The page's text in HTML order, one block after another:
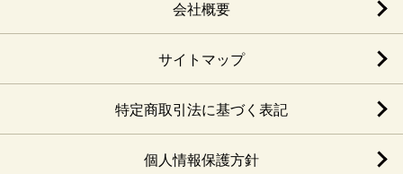
会社概要
サイトマップ
特定商取引法に基づく表記
個人情報保護方針